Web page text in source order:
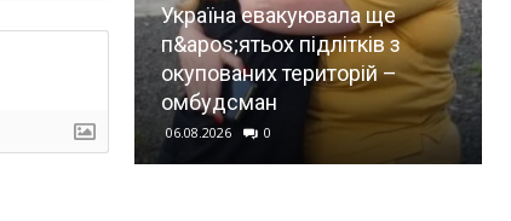
Україна евакуювала ще
п&apos;ятьох підлітків з
окупованих територій –
омбудсман
06.08.2026 0